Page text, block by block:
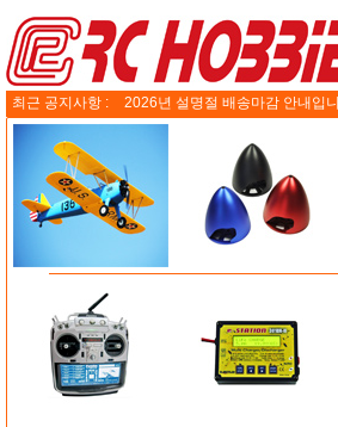
최근 공지사항 : 2026년 설명절 배송마감 안내입